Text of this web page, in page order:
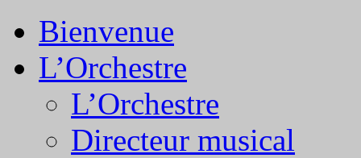
Bienvenue
L’Orchestre
L’Orchestre
Directeur musical